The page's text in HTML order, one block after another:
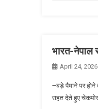
भारत-नेपाल
April 24, 2026
–बड़े पैमाने पर होने
राहत देते हुए